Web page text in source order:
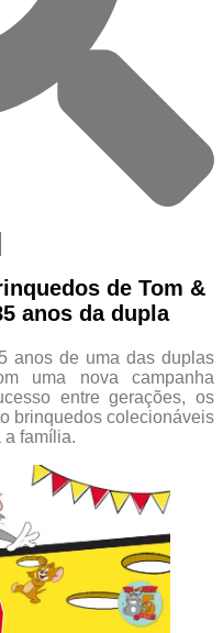
de Tom &
anos da dupla
anos de uma das duplas
uma nova campanha
entre gerações, os
brinquedos colecionáveis
a família.